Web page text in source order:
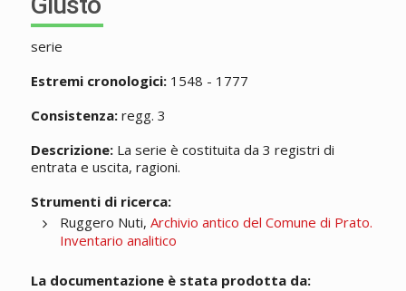
serie
Estremi cronologici:1548 - 1777
Consistenza:regg. 3
Descrizione:La serie è costituita da 3 registri di
entrata e uscita, ragioni.
Strumenti di ricerca:
Ruggero Nuti, Archivio antico del Comune di Prato.
Inventario analitico
La documentazione è stata prodotta da: